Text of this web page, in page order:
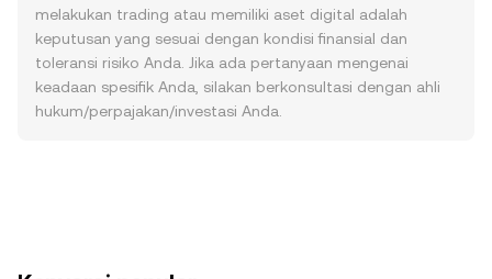
melakukan trading atau memiliki aset digital adalah
keputusan yang sesuai dengan kondisi finansial dan
toleransi risiko Anda. Jika ada pertanyaan mengenai
keadaan spesifik Anda, silakan berkonsultasi dengan ahli
hukum/perpajakan/investasi Anda.